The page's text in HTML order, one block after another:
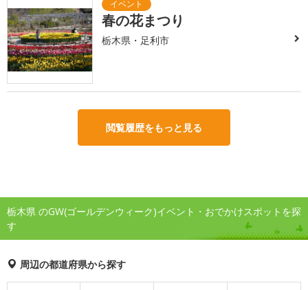
春の花まつり
栃木県・足利市
閲覧履歴をもっと見る
栃木県 のGW(ゴールデンウィーク)イベント・おでかけスポットを探
す
周辺の都道府県から探す